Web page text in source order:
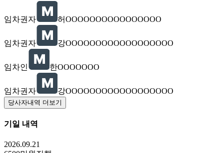
임차권자 허OOOOOOOOOOOOOOOO
임차권자 강OOOOOOOOOOOOOOOOOO
임차인 한OOOOOOO
임차권자 강OOOOOOOOOOOOOOOOOO
당사자내역 더보기
기일 내역
2026.09.21